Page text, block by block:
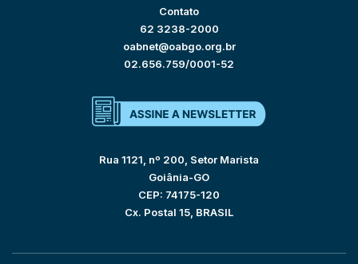
Contato
62 3238-2000
oabnet@oabgo.org.br
02.656.759/0001-52
Rua 1121, nº 200, Setor Marista
Goiânia-GO
CEP: 74175-120
Cx. Postal 15, BRASIL